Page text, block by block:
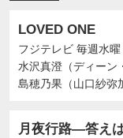
LOVED ONE
フジテレビ 毎週水曜
水沢真澄（ディーン
島穂乃果（山口紗弥
月夜行路―答え